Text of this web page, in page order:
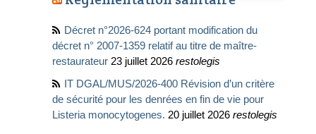
Décret n°2026-624 portant modification du
décret n° 2007-1359 relatif au titre de maître-
restaurateur 23 juillet 2026 restolegis
IT DGAL/MUS/2026-400 Révision d’un critère
de sécurité pour les denrées en fin de vie pour
Listeria monocytogenes. 20 juillet 2026 restolegis